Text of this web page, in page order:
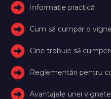
Informație practică
Cum să cumpăr o
Cine trebuie să
Reglementări pentru
Avantajele unei